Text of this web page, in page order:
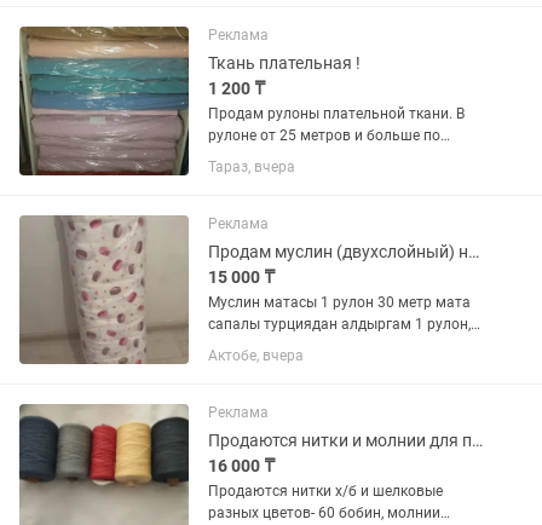
Реклама
Ткань плательная !
1 200 ₸
Продам рулоны плательной ткани. В
рулоне от 25 метров и больше по
оптовой цене "барби" красная, "туран"
бордовый, бирюзовый и электрик,
сиреневый, голубой, розовый,...
Тараз, вчера
Реклама
Продам муслин (двухслойный) новый
15 000 ₸
Муслин матасы 1 рулон 30 метр мата
сапалы турциядан алдыргам 1 рулон,
туси адеми, качествосы куштии👍🏻👍🏻
метри 500 тг келип тур.
Актобе, вчера
Реклама
Продаются нитки и молнии для пошива одежды
16 000 ₸
Продаются нитки х/б и шелковые
разных цветов- 60 бобин, молнии